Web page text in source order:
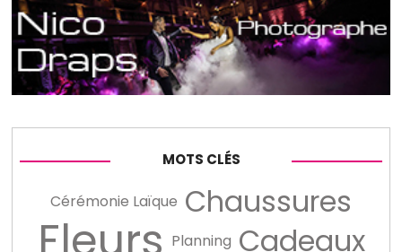
MOTS CLÉS
Cérémonie Laïque Chaussures
Planning Cadeaux